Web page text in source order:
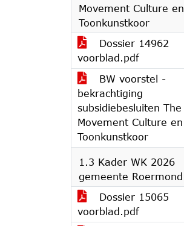
Movement Culture en
Toonkunstkoor
Dossier 14962
voorblad.pdf
BW voorstel -
bekrachtiging
subsidiebesluiten The
Movement Culture en
Toonkunstkoor
1.3 Kader WK 2026
gemeente Roermond
Dossier 15065
voorblad.pdf